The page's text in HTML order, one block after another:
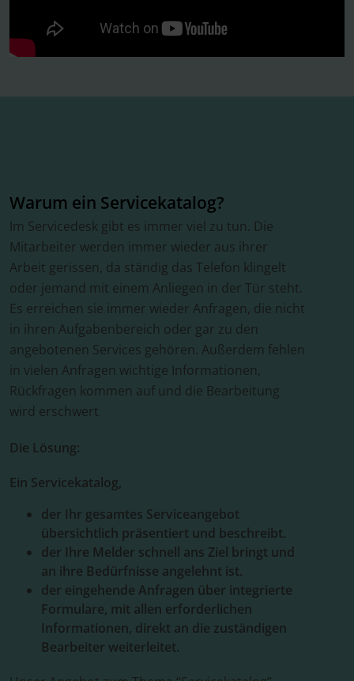
Warum ein Servicekatalog?
Im Servicedesk gibt es immer viel zu tun. Die
Mitarbeiter werden immer wieder aus ihrer
Arbeit gerissen, da ständig das Telefon klingelt
oder jemand mit einem Anliegen in der Tür steht.
Es erreichen sie immer wieder Anfragen, die nicht
in ihren Aufgabenbereich oder gar zu den
angebotenen Services gehören. Außerdem fehlen
in vielen Anfragen wichtige Informationen,
Rückfragen kommen auf und die Bearbeitung
wird erschwert
Die Lösung:
Ein Servicekatalog,
der Ihr gesamtes Serviceangebot
übersichtlich präsentiert und beschreibt.
der Ihre Melder schnell ans Ziel bringt und
an ihre Bedürfnisse angelehnt ist.
der eingehende Anfragen über integrierte
Formulare, mit allen erforderlichen
Informationen, direkt an die zuständigen
Bearbeiter weiterleitet.